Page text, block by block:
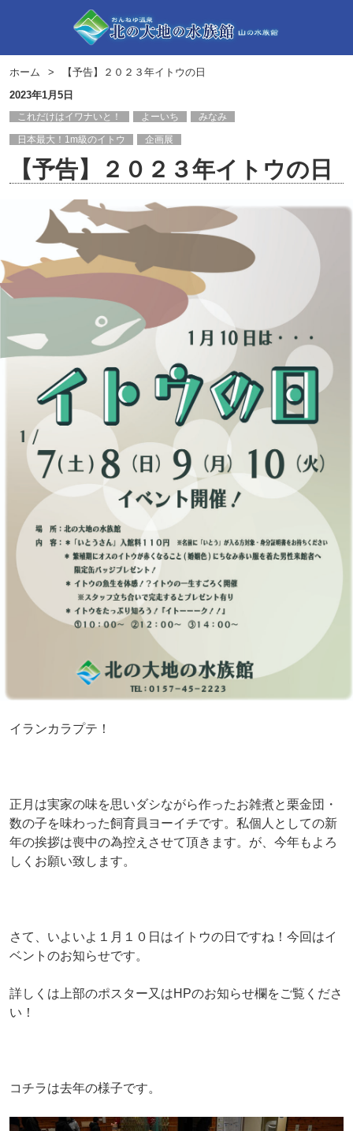
ホーム
【予告】２０２３年イトウの日
2023年1月5日
これだけはイワナいと！ よーいち みなみ
日本最大！1m級のイトウ 企画展
【予告】２０２３年イトウの日
イランカラプテ！
正月は実家の味を思いダシながら作ったお雑煮と栗金団・
数の子を味わった飼育員ヨーイチです。私個人としての新
年の挨拶は喪中の為控えさせて頂きます。が、今年もよろ
しくお願い致します。
さて、いよいよ１月１０日はイトウの日ですね！今回はイ
ベントのお知らせです。
詳しくは上部のポスター又はHPのお知らせ欄をご覧くださ
い！
コチラは去年の様子です。